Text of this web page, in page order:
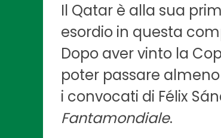
Il Qatar è alla sua
esordio in questa
Dopo aver vinto la
poter passare
i convocati di Félix
Fantamondiale.